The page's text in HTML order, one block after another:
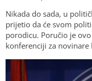
Nikada do sada, u
prijetio da će svom
porodicu. Poručio je
konferenciji za